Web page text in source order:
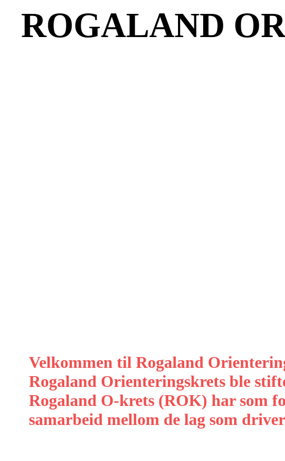
ROGALAND
Velkommen til Rogaland
Rogaland Orienteringskrets ble
Rogaland O-krets (ROK) har som
samarbeid mellom de lag som